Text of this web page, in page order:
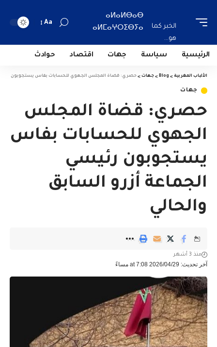
الخبر كما
هو...
ⴰⵍⴰⵍⴱⴰⴱ
ⴰⵍⵎⴰⵖⵔⵉⴱⵢⴰ
Aa
الرئيسية سياسة جهات اقتصاد حوادث
الألباب المغربية >
Blog
> جهات > حصري: قضاة المجلس الجهوي للحسابات بفاس يستجوبون رئيسي
جهات
حصري: قضاة المجلس
الجهوي للحسابات بفاس
يستجوبون رئيسي
الجماعة أزرو السابق
والحالي
آخر تحديث: 2026/04/29 at 7:08 مساءً
منذ 3 أشهر